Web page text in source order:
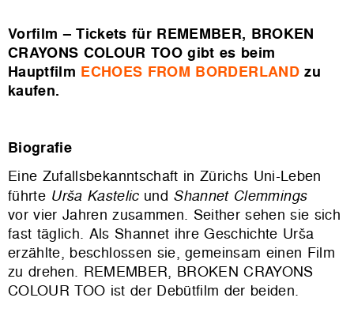
Vorfilm – Tickets für REMEMBER, BROKEN
CRAYONS COLOUR TOO gibt es beim
Hauptfilm ECHOES FROM BORDERLANDzu
kaufen.
Biografie
Eine Zufallsbekanntschaft in Zürichs Uni-Leben
führte Urša Kastelicund Shannet Clemmings
vor vier Jahren zusammen. Seither sehen sie sich
fast täglich. Als Shannet ihre Geschichte Urša
erzählte, beschlossen sie, gemeinsam einen Film
zu drehen. REMEMBER, BROKEN CRAYONS
COLOUR TOO ist der Debütfilm der beiden.